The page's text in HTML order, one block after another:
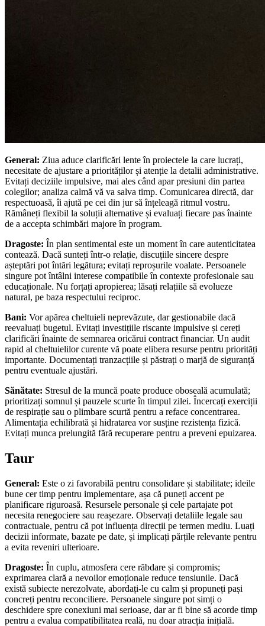
General: Ziua aduce clarificări lente în proiectele la care lucrați,
necesitate de ajustare a priorităților și atenție la detalii administrative.
Evitați deciziile impulsive, mai ales când apar presiuni din partea
colegilor; analiza calmă vă va salva timp. Comunicarea directă, dar
respectuoasă, îi ajută pe cei din jur să înțeleagă ritmul vostru.
Rămâneți flexibil la soluții alternative și evaluați fiecare pas înainte
de a accepta schimbări majore în program.
Dragoste: În plan sentimental este un moment în care autenticitatea
contează. Dacă sunteți într-o relație, discuțiile sincere despre
așteptări pot întări legătura; evitați reproșurile voalate. Persoanele
singure pot întâlni interese compatibile în contexte profesionale sau
educaționale. Nu forțați apropierea; lăsați relațiile să evolueze
natural, pe baza respectului reciproc.
Bani: Vor apărea cheltuieli neprevăzute, dar gestionabile dacă
reevaluați bugetul. Evitați investițiile riscante impulsive și cereți
clarificări înainte de semnarea oricărui contract financiar. Un audit
rapid al cheltuielilor curente vă poate elibera resurse pentru priorități
importante. Documentați tranzacțiile și păstrați o marjă de siguranță
pentru eventuale ajustări.
Sănătate: Stresul de la muncă poate produce oboseală acumulată;
prioritizați somnul și pauzele scurte în timpul zilei. Încercați exerciții
de respirație sau o plimbare scurtă pentru a reface concentrarea.
Alimentația echilibrată și hidratarea vor susține rezistența fizică.
Evitați munca prelungită fără recuperare pentru a preveni epuizarea.
Taur
General: Este o zi favorabilă pentru consolidare și stabilitate; ideile
bune cer timp pentru implementare, așa că puneți accent pe
planificare riguroasă. Resursele personale și cele partajate pot
necesita renegociere sau reașezare. Observați detaliile legale sau
contractuale, pentru că pot influența direcții pe termen mediu. Luați
decizii informate, bazate pe date, și implicați părțile relevante pentru
a evita reveniri ulterioare.
Dragoste: În cuplu, atmosfera cere răbdare și compromis;
exprimarea clară a nevoilor emoționale reduce tensiunile. Dacă
există subiecte nerezolvate, abordați-le cu calm și propuneți pași
concreți pentru reconciliere. Persoanele singure pot simți o
deschidere spre conexiuni mai serioase, dar ar fi bine să acorde timp
pentru a evalua compatibilitatea reală, nu doar atracția inițială.